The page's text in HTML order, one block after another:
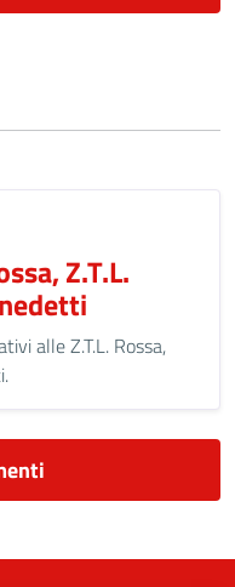
Z.T.L.
alle Z.T.L. Rossa,